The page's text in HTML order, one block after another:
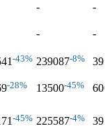
-
-
-
-
-43% 239087-8%
-28% 13500-45%
-45% 225587-4%